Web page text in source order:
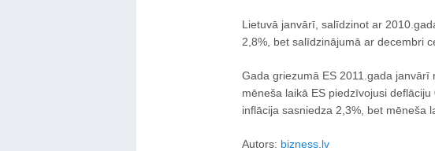
Lietuvā janvārī, salīdzinot ar
2,8%, bet salīdzinājumā ar decembri
Gada griezumā ES 2011.gada
mēneša laikā ES piedzīvojusi
inflācija sasniedza 2,3%, bet mēneša
Autors: bizness.lv